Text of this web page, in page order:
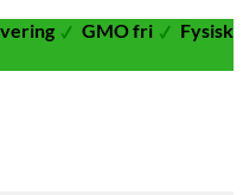
GMO fri
Fysisk